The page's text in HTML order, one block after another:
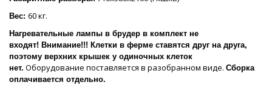
Вес: 60 кг.
Нагревательные лампы в брудер в комплект не
входят! Внимание!!! Клетки в ферме ставятся друг на друга,
поэтому верхних крышек у одиночных клеток
нет. Оборудование поставляется в разобранном виде. Сборка
оплачивается отдельно.